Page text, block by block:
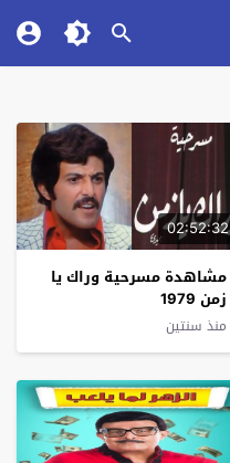
02:52:32
مشاهدة مسرحية وراك يا
زمن 1979
منذ سنتين